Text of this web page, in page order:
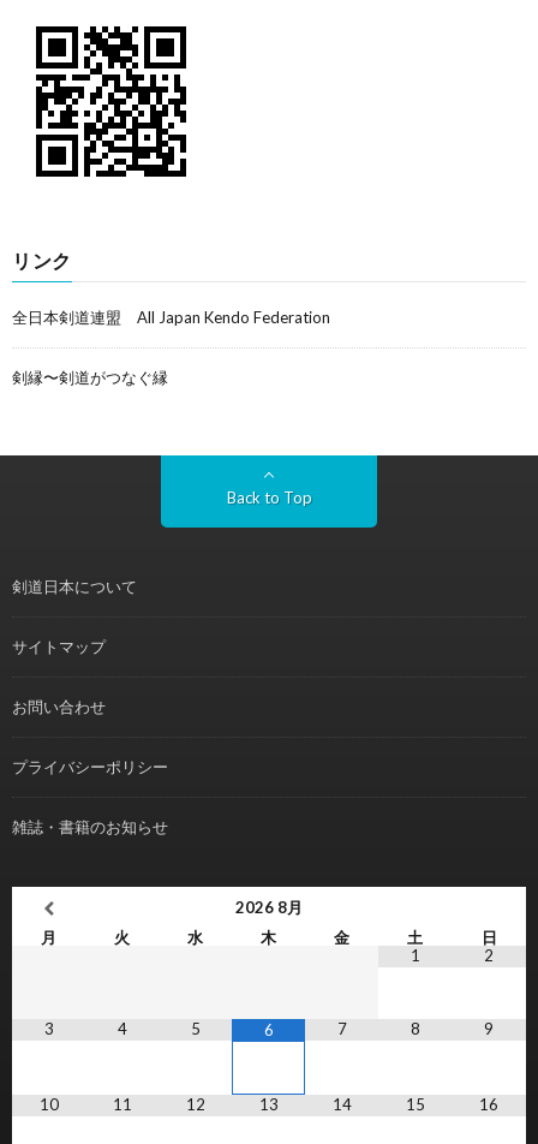
リンク
全日本剣道連盟 All Japan Kendo Federation
剣縁〜剣道がつなぐ縁
Back to Top
剣道日本について
サイトマップ
お問い合わせ
プライバシーポリシー
雑誌・書籍のお知らせ
2026 8月
月
火 水 木 金 土
日
1
2
3 4 5 6 7 8 9
10 11 12 13 14 15 16